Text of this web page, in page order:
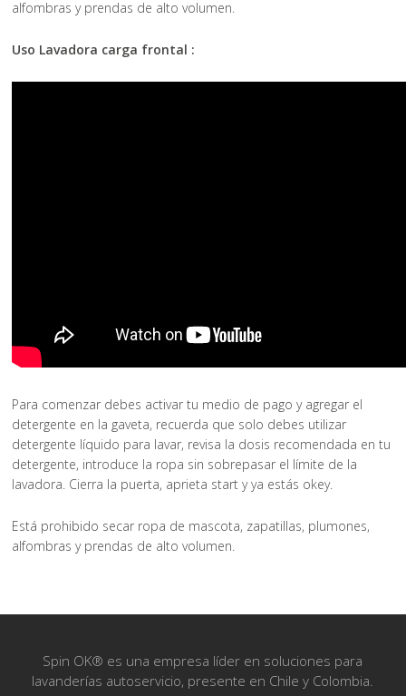
alfombras y prendas de alto volumen.
Uso Lavadora carga frontal :
Para comenzar debes activar tu medio de pago y agregar el
detergente en la gaveta, recuerda que solo debes utilizar
detergente líquido para lavar, revisa la dosis recomendada en tu
detergente, introduce la ropa sin sobrepasar el límite de la
lavadora. Cierra la puerta, aprieta start y ya estás okey.
Está prohibido secar ropa de mascota, zapatillas, plumones,
alfombras y prendas de alto volumen.
Spin OK® es una empresa líder en soluciones para
lavanderías autoservicio, presente en Chile y Colombia.